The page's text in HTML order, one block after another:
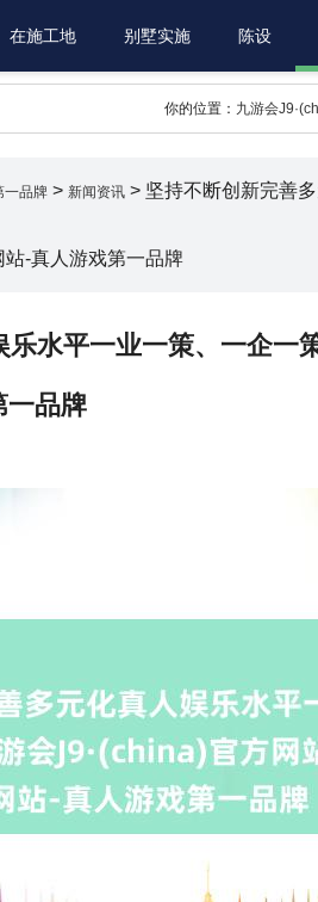
在施工地 别墅实施 陈设
你的位置： 九游会
一品牌> 新闻资讯> 坚持不断创新完善
-真人游戏第一品牌
水平一业一策、一企一
一品牌